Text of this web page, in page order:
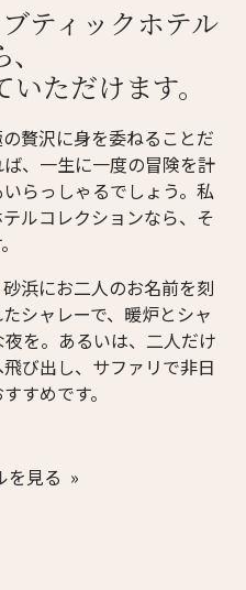
ティックホテル
ただけます。
贅沢に身を委ねることだ
、一生に一度の冒険を計
らっしゃるでしょう。私
ルコレクションなら、そ
浜にお二人のお名前を刻
シャレーで、暖炉とシャ
を。あるいは、二人だけ
び出し、サファリで非日
すめです。
を見る »